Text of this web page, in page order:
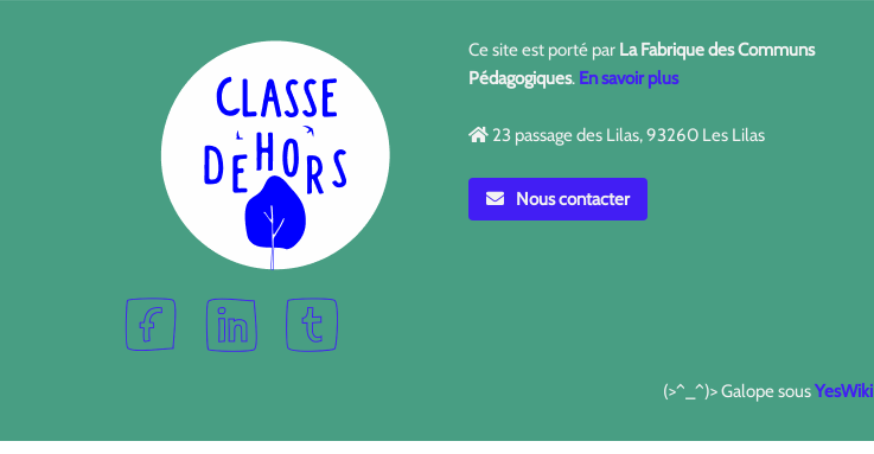
Ce site est porté par La Fabrique des Communs
Pédagogiques. En savoir plus
23 passage des Lilas, 93260 Les Lilas
Nous contacter
(>^_^)> Galope sousYesWiki